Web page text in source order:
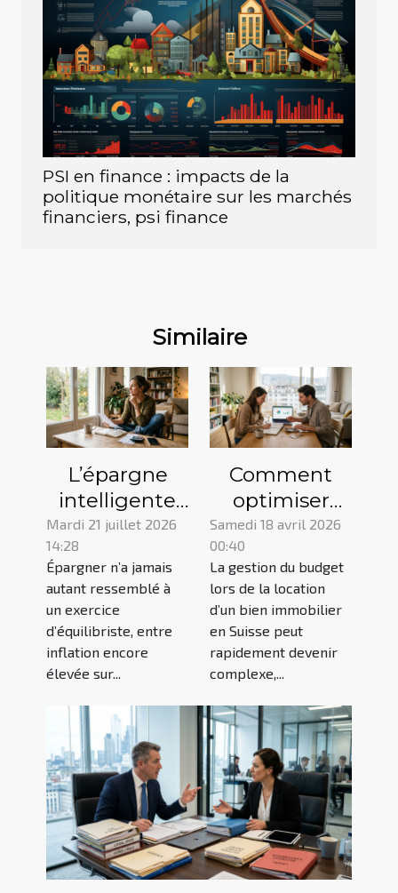
PSI en finance : impacts de la
politique monétaire sur les marchés
financiers, psi finance
Similaire
L’épargne
intelligente
commence-t-
réellement
par la
prévention ?
Mardi 21 juillet 2026
14:28
Épargner n’a jamais
autant ressemblé à
un exercice
d’équilibriste, entre
inflation encore
élevée sur...
Comment
optimiser
votre budget
avec une
garantie de
loyer Suisse ?
Samedi 18 avril 2026
00:40
La gestion du budget
lors de la location
d’un bien immobilier
en Suisse peut
rapidement devenir
complexe,...